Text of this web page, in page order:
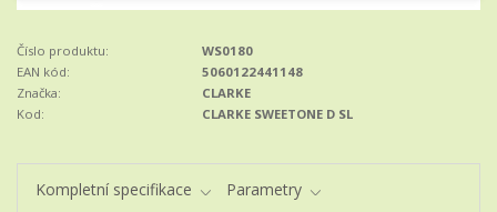
Číslo produktu:
WS0180
EAN kód:
5060122441148
Značka:
CLARKE
Kod:
CLARKE SWEETONE D SL
Kompletní specifikace
Parametry